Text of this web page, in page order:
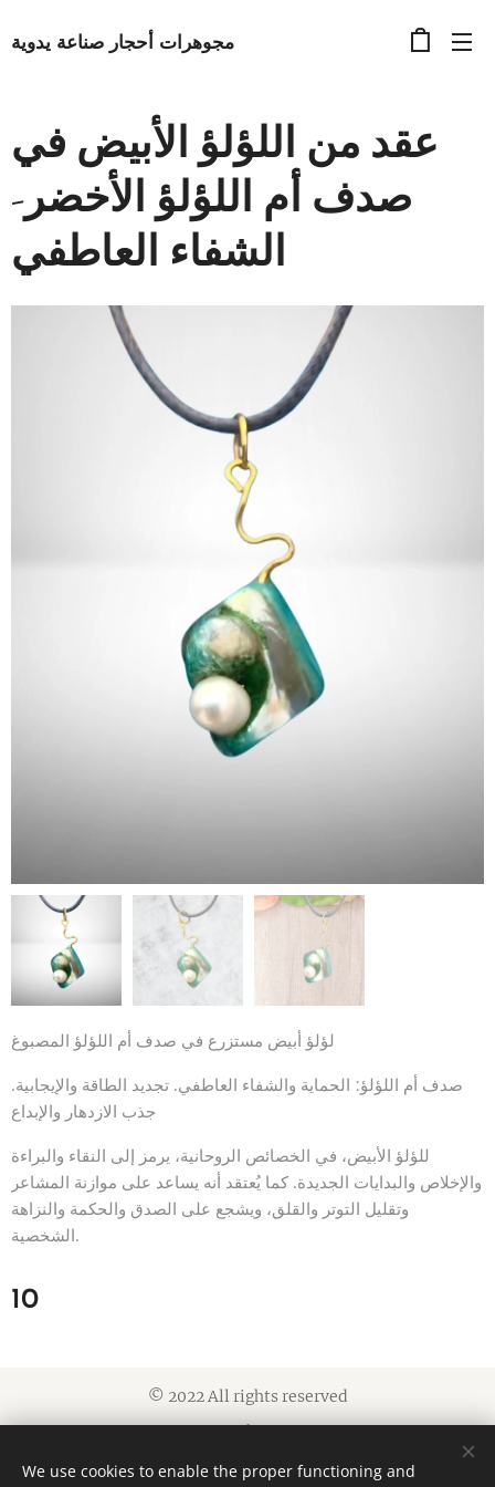
مجوهرات أحجار صناعة يدوية
عقد من اللؤلؤ الأبيض في
صدف أم اللؤلؤ الأخضر-
الشفاء العاطفي
صدف أم اللؤلؤ: الحماية والشفاء العاطفي. تجديد الطاقة والإيجابية.
جذب الازدهار والإبداع
للؤلؤ الأبيض، في الخصائص الروحانية، يرمز إلى النقاء والبراءة
والإخلاص والبدايات الجديدة. كما يُعتقد أنه يساعد على موازنة المشاعر
وتقليل التوتر والقلق، ويشجع على الصدق والحكمة والنزاهة
الشخصية.
10
© 2022 All rights reserved
Cookies
Languages
We use cookies to enable the proper functioning and